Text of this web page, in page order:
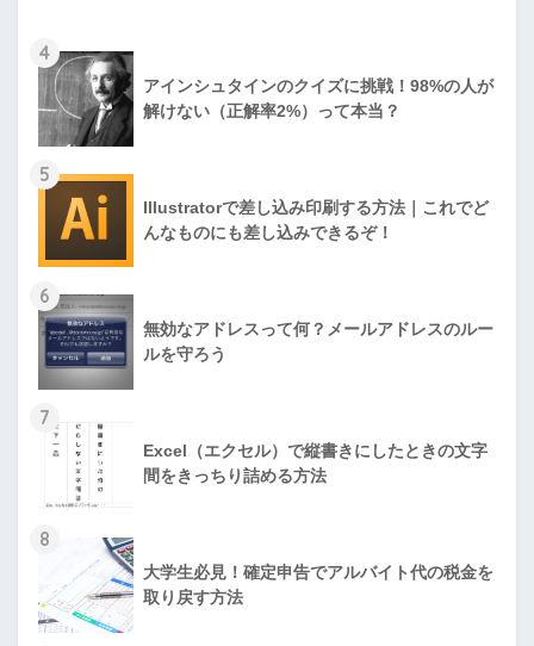
4
アインシュタインのクイズに挑戦！98%の人が
解けない（正解率2%）って本当？
5
Illustratorで差し込み印刷する方法｜これでど
んなものにも差し込みできるぞ！
6
無効なアドレスって何？メールアドレスのルー
ルを守ろう
7
Excel（エクセル）で縦書きにしたときの文字
間をきっちり詰める方法
8
大学生必見！確定申告でアルバイト代の税金を
取り戻す方法